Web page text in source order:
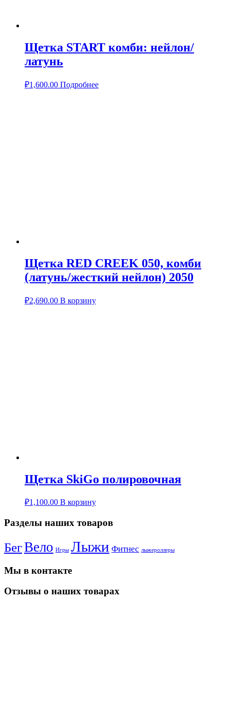
Щетка START комби: нейлон/
латунь
₽1,600.00 Подробнее
Щетка RED CREEK 050, комби
(латунь/жесткий нейлон) 2050
₽2,690.00 В корзину
Щетка SkiGo полировочная
₽1,100.00 В корзину
Разделы наших товаров
БегВело Игры Лыжи Фитнес лыжероллеры
Мы в контакте
Отзывы о наших товарах